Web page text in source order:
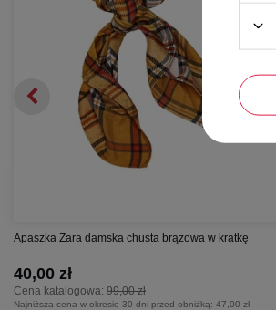
Apaszka Zara damska chusta brązowa w kratkę
Cena katalogowa: 99,00 zł
40,00 zł
Najniższa cena w okresie 30 dni przed obniżką: 47,00 zł